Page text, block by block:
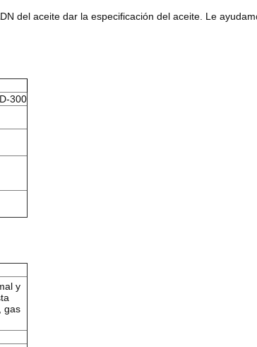
del aceite dar la especificación del aceite. Le
300
y
gas